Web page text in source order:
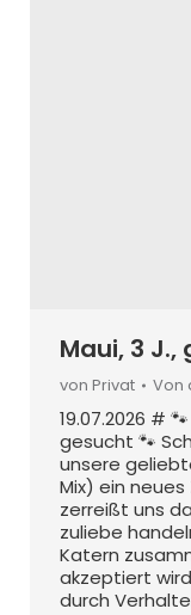
Maui, 3
von Privat Von
19.07.2026 #
gesucht 🐾
unsere
Mix) ein
zerreißt uns
zuliebe
Katern
akzeptiert
durch